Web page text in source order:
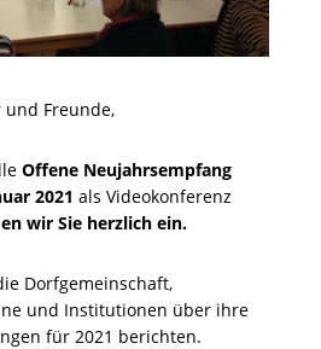
und Freunde,
Offene Neujahrsempfang
2021 als Videokonferenz
wir Sie herzlich ein.
Dorfgemeinschaft,
und Institutionen über ihre
für 2021 berichten.